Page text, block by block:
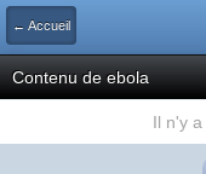
← Accueil
Contenu de ebola
Il n'y